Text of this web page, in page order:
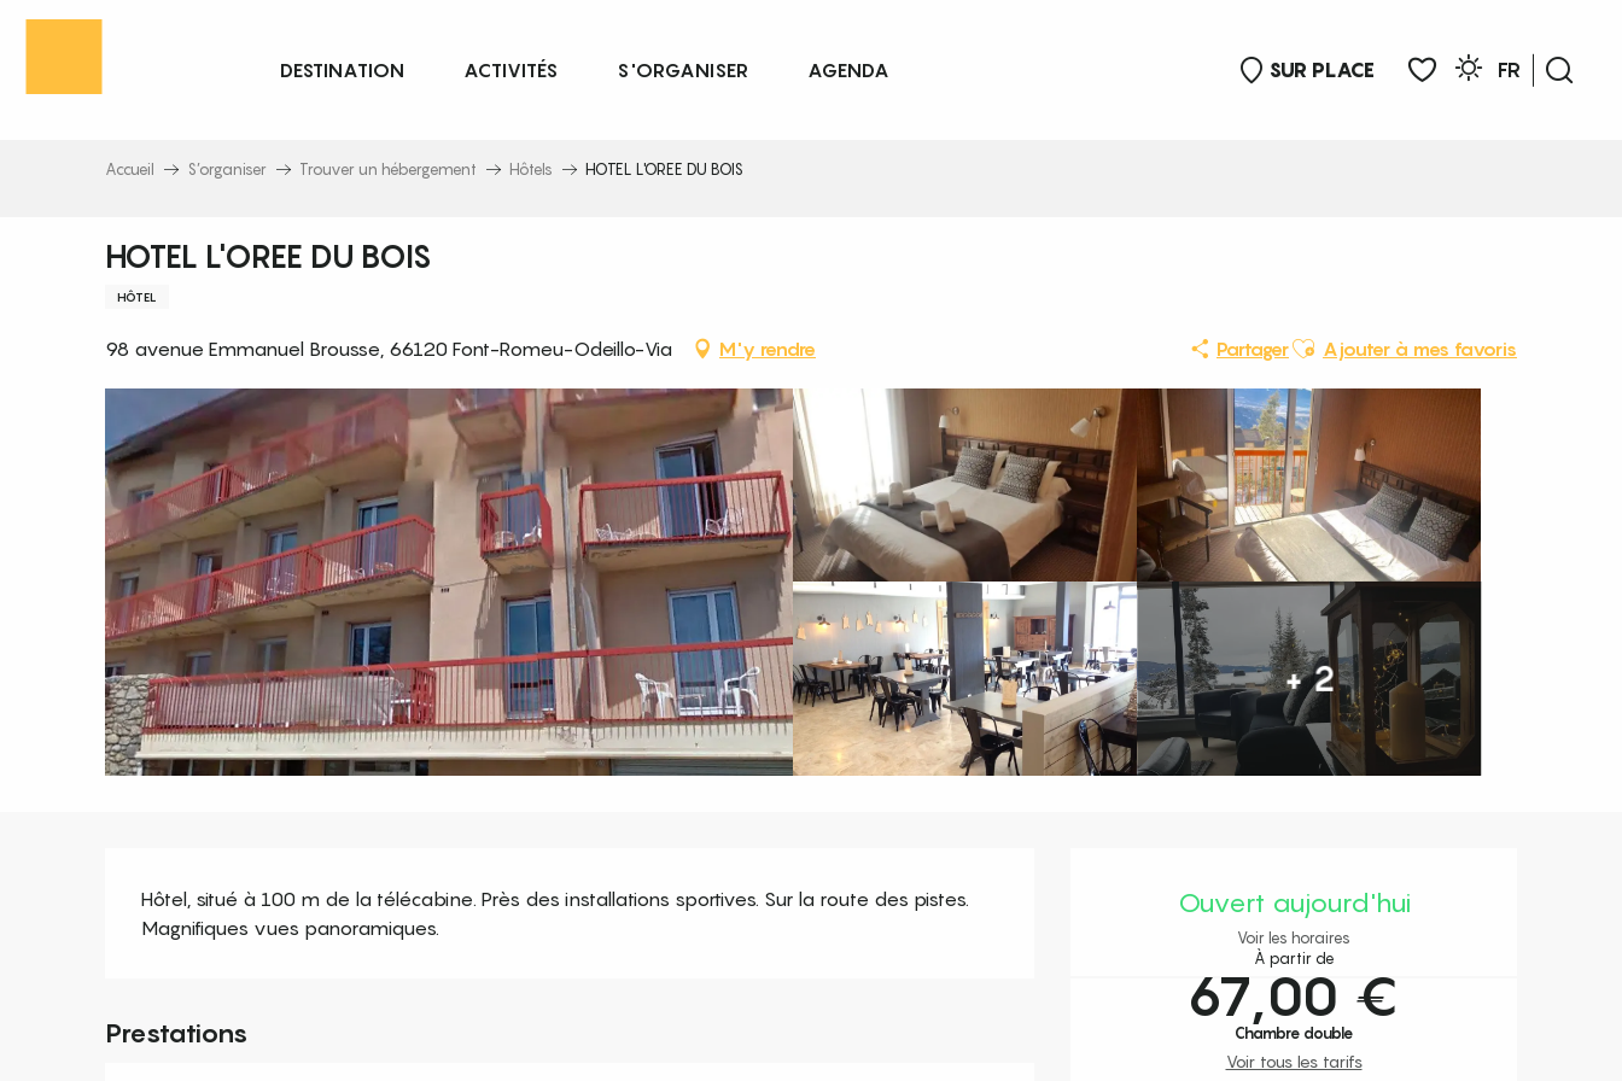
Aller
principal
SUR PLACE
FR
DESTINATION ACTIVITÉS S'ORGANISER AGENDA
Accueil S’organiser Trouver un hébergement Hôtels HOTEL L'OREE DU BOIS
HOTEL L'OREE DU BOIS
HÔTEL
98 avenue Emmanuel Brousse, 66120 Font-Romeu-Odeillo-Via M'y rendre PartagerAjouter aux favoris
Ajouter à mes favoris
+ 2
Ouvert aujourd'hui
Voir les horaires
À partir de
67,00 €
Chambre double
Voir tous les tarifs
Description
Hôtel, situé à 100 m de la télécabine. Près des installations sportives. Sur la route des pistes.
Magnifiques vues panoramiques.
Prestations